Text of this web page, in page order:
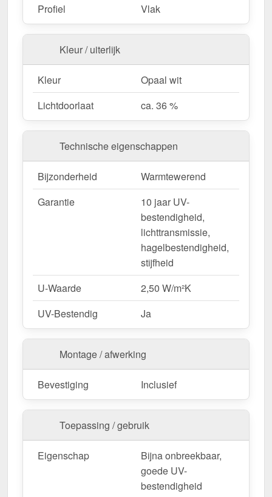
Fietsenstallingen & tuinconstructies
duurzaam.
Bestel nu uw Alumon lichtstraat | Type 1/5 –
Inclusief bevestiging en met 10 jaar UV-
bestendigheid, lichttransmissie,
hagelbestendigheid, stijfheid garantie!
Licht, sterk & duurzaam – perfect voor elk project!
Opgelet:Kopschotten optioneel te bestellen.
Wegens maatwerk / customisatie van herroepingsrecht uitgezonderd
Profiel Vlak
Kleur / uiterlijk
Kleur
Opaal wit
Lichtdoorlaat
ca. 36 %
Technische eigenschappen
Bijzonderheid
Warmtewerend
Garantie
10 jaar UV-
bestendigheid,
lichttransmissie,
hagelbestendigheid,
stijfheid
U-Waarde
2,50 W/m²K
UV-Bestendig
Ja
Montage / afwerking
Bevestiging Inclusief
Toepassing / gebruik
Eigenschap
Bijna onbreekbaar,
goede UV-
bestendigheid